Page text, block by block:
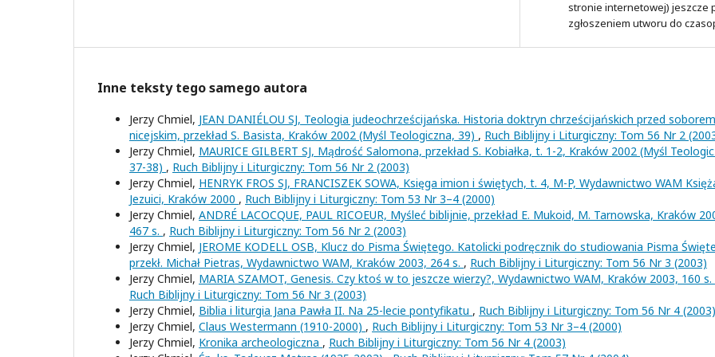
stronie internetowej) jeszcze
zgłoszeniem utworu do
Inne teksty tego samego autora
Jerzy Chmiel, JEAN DANIÉLOU SJ, Teologia judeochrześcijańska. Historia doktryn chrześcijańskich przed soborem
nicejskim, przekład S. Basista, Kraków 2002 (Myśl Teologiczna, 39) , Ruch Biblijny i Liturgiczny: Tom 56 Nr 2
Jerzy Chmiel, MAURICE GILBERT SJ, Mądrość Salomona, przekład S. Kobiałka, t. 1-2, Kraków 2002 (Myśl
37-38) , Ruch Biblijny i Liturgiczny: Tom 56 Nr 2 (2003)
Jerzy Chmiel, HENRYK FROS SJ, FRANCISZEK SOWA, Księga imion i świętych, t. 4, M-P, Wydawnictwo WAM
Jezuici, Kraków 2000 , Ruch Biblijny i Liturgiczny: Tom 53 Nr 3–4 (2000)
Jerzy Chmiel, ANDRÉ LACOCQUE, PAUL RICOEUR, Myśleć biblijnie, przekład E. Mukoid, M. Tarnowska, Kraków
467 s. , Ruch Biblijny i Liturgiczny: Tom 56 Nr 2 (2003)
Jerzy Chmiel, JEROME KODELL OSB, Klucz do Pisma Świętego. Katolicki podręcznik do studiowania Pisma
przekł. Michał Pietras, Wydawnictwo WAM, Kraków 2003, 264 s. , Ruch Biblijny i Liturgiczny: Tom 56 Nr 3 (2003)
Jerzy Chmiel, MARIA SZAMOT, Genesis. Czy ktoś w to jeszcze wierzy?, Wydawnictwo WAM, Kraków 2003, 160 s.
Ruch Biblijny i Liturgiczny: Tom 56 Nr 3 (2003)
Jerzy Chmiel, Biblia i liturgia Jana Pawła II. Na 25-lecie pontyfikatu , Ruch Biblijny i Liturgiczny: Tom 56 Nr 4 (2003)
Jerzy Chmiel, Claus Westermann (1910-2000) , Ruch Biblijny i Liturgiczny: Tom 53 Nr 3–4 (2000)
Jerzy Chmiel, Kronika archeologiczna , Ruch Biblijny i Liturgiczny: Tom 56 Nr 4 (2003)